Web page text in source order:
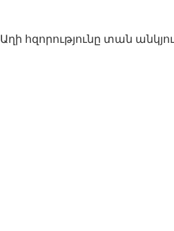
Աղի հզորությունը տան